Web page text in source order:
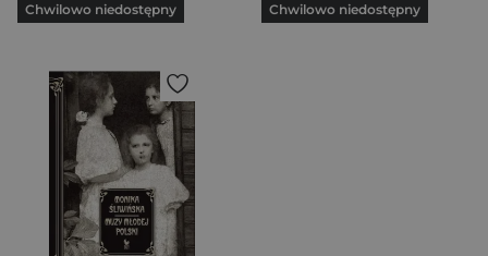
Chwilowo niedostępny Chwilowo niedostępny